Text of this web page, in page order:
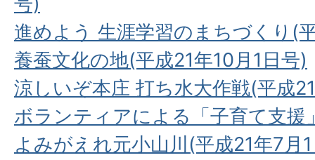
進めよう 生涯学習のまちづくり(
養蚕文化の地(平成21年10月1日号)
涼しいぞ本庄 打ち水大作戦(平成
ボランティアによる「子育て支援
よみがえれ元小山川(平成21年7月